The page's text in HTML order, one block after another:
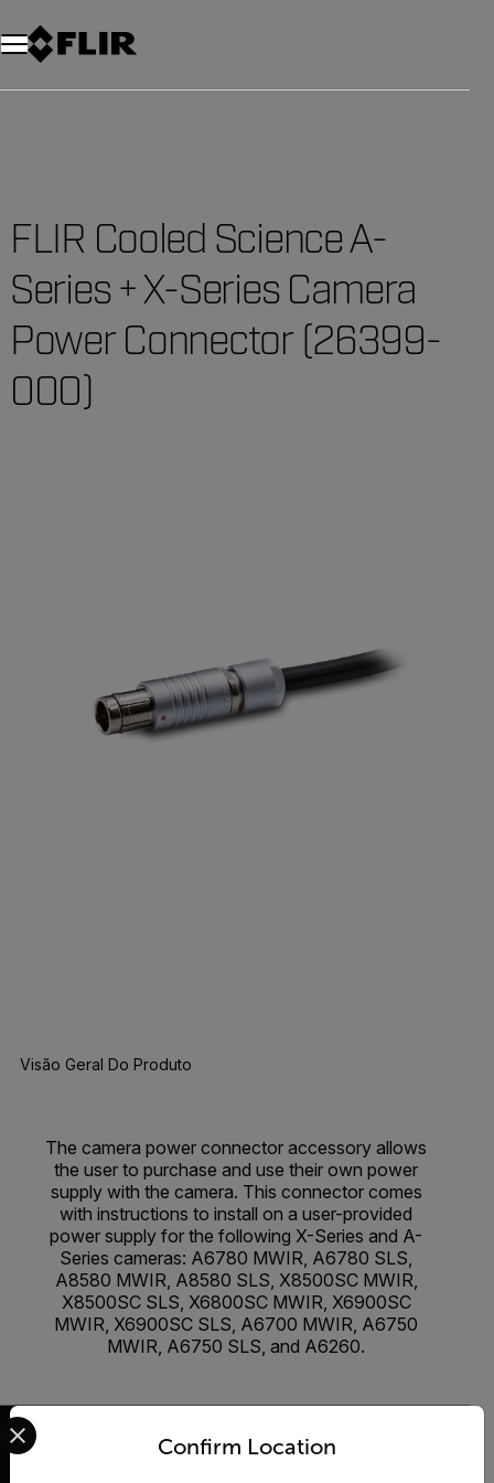
FLIR Cooled Science A-
Series + X-Series Camera
Power Connector (26399-
000)
Visão Geral Do Produto
The camera power connector accessory allows
the user to purchase and use their own power
supply with the camera. This connector comes
with instructions to install on a user-provided
power supply for the following X-Series and A-
Series cameras: A6780 MWIR, A6780 SLS,
A8580 MWIR, A8580 SLS, X8500SC MWIR,
X8500SC SLS, X6800SC MWIR, X6900SC
MWIR, X6900SC SLS, A6700 MWIR, A6750
MWIR, A6750 SLS, and A6260.
Confirm Location
Select your preferred country and language from the